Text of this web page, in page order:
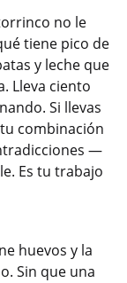
no le
tiene pico de
y leche que
Lleva ciento
Si llevas
combinación
—
Es tu trabajo
huevos y la
Sin que una